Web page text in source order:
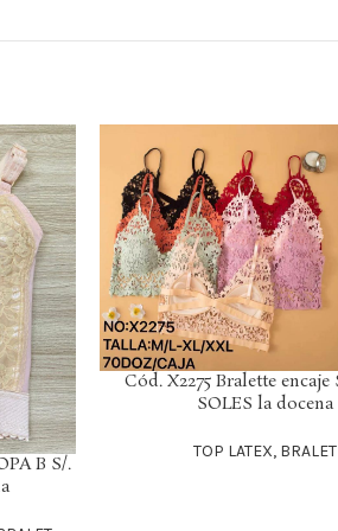
B S/.
LEER MÁS
Cód. X2275 Bralette encaje
SOLES la docena
TOP LATEX, BRALET